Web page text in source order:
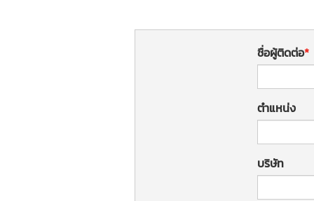
ชื่อผู้ติดต่อ
ตำแหน่ง
บริษัท